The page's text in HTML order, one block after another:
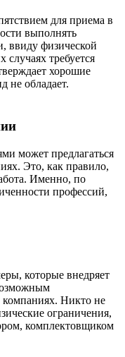
для приема в
выполнять
ввиду физической
случаях требуется
хорошие
не обладает.
может предлагаться
Это, как правило,
Именно, по
профессий,
которые внедряет
компаниях. Никто не
ограничения,
комплектовщиком